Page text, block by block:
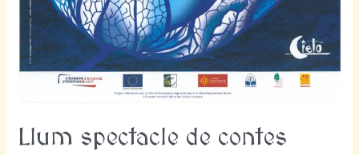
Llum spectacle de contes